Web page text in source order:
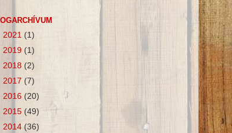
2021 (1)
2019 (1)
2018 (2)
2017 (7)
2016 (20)
2015 (49)
2014 (36)